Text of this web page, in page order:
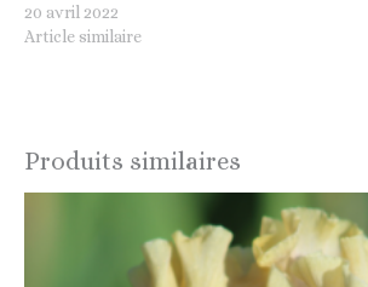
20 avril 2022
Article similaire
Produits similaires